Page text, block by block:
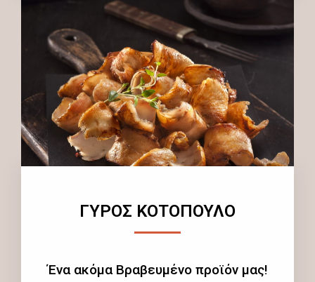
ΓΥΡΟΣ ΚΟΤΟΠΟΥΛΟ
Ένα ακόμα Βραβευμένο προϊόν μας!